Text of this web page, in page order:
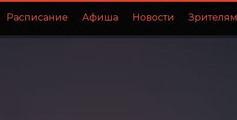
Расписание Афиша Новости Зрителям